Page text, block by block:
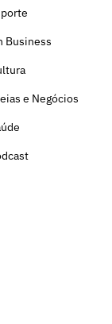
Business
e Negócios